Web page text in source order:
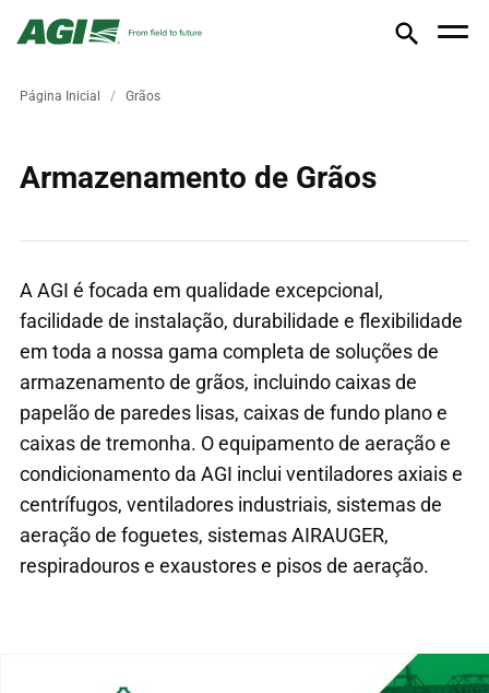
Página Inicial Grãos
Armazenamento de Grãos
A AGI é focada em qualidade excepcional,
facilidade de instalação, durabilidade e flexibilidade
em toda a nossa gama completa de soluções de
armazenamento de grãos, incluindo caixas de
papelão de paredes lisas, caixas de fundo plano e
caixas de tremonha. O equipamento de aeração e
condicionamento da AGI inclui ventiladores axiais e
centrífugos, ventiladores industriais, sistemas de
aeração de foguetes, sistemas AIRAUGER,
respiradouros e exaustores e pisos de aeração.